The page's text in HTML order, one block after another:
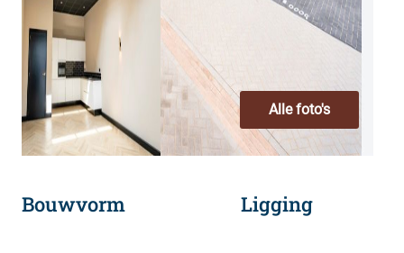
Alle foto's
Bouwvorm Ligging